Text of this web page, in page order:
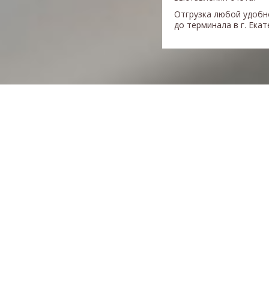
Отгрузка любой
до терминала в г.